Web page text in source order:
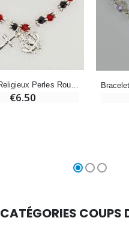
€23.00
Bracelet Religieux Perles Rouges - Médaille et Croix de Lourdes
€6.50
CATÉGORIES COUPS